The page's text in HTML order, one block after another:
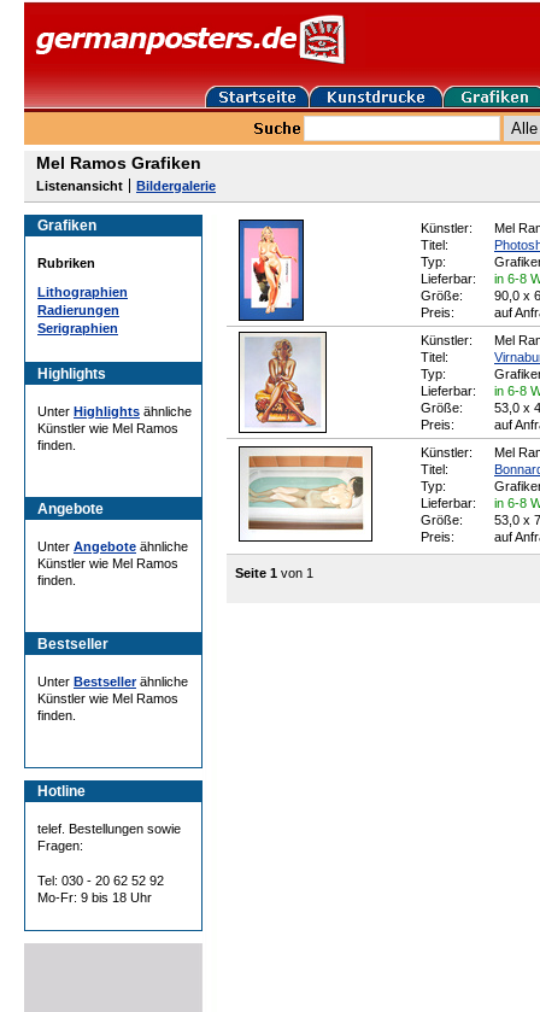
Mel Ramos Grafiken
Listenansicht Bildergalerie
Grafiken
Rubriken
Lithographien
Radierungen
Serigraphien
Highlights
Unter Highlights ähnliche
Künstler wie Mel Ramos
finden.
Angebote
Unter Angebote ähnliche
Künstler wie Mel Ramos
finden.
Bestseller
Unter Bestsellerähnliche
Künstler wie Mel Ramos
finden.
Hotline
telef. Bestellungen sowie
Fragen:
Tel: 030 - 20 62 52 92
Mo-Fr: 9 bis 18 Uhr
Künstler:
Mel
Titel:
Typ:
Lieferbar:
in 6-8
Größe:
90,0 x
Preis:
auf
Künstler:
Mel
Titel:
Typ:
Lieferbar:
in 6-8
Größe:
53,0 x
Preis:
auf
Künstler:
Mel
Titel:
Typ:
Lieferbar:
in 6-8
Größe:
53,0 x
Preis:
auf
Seite 1 von 1